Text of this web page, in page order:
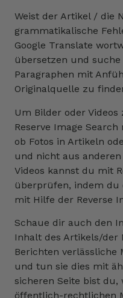
Weist der Artikel / die
grammatikalische
Google Translate
übersetzen und
Paragraphen mit
Originalquelle zu
Um Bilder oder
Reserve Image
ob Fotos in Artikeln
und nicht aus
Videos kannst du mit
überprüfen, indem du
mit Hilfe der Reverse
Schaue dir auch den
Inhalt des Artikels/
Berichten verlässliche
und tun sie dies mit
sicheren Seite bist
öffentlich-rechtlichen